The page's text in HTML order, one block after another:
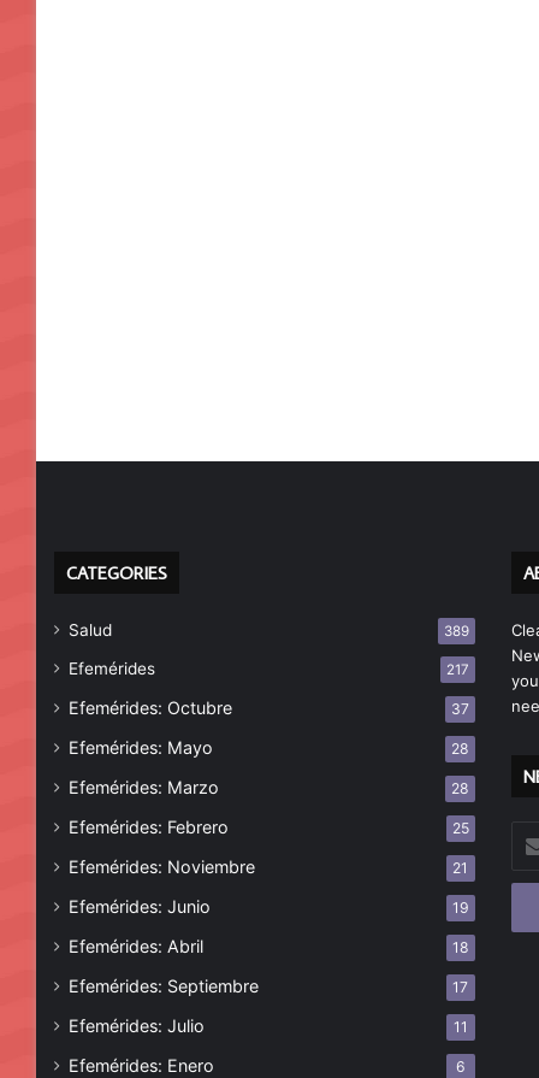
CATEGORIES
Salud 389
Efemérides 217
Efemérides: Octubre 37
Efemérides: Mayo 28
Efemérides: Marzo 28
Efemérides: Febrero 25
Efemérides: Noviembre 21
Efemérides: Junio 19
Efemérides: Abril 18
Efemérides: Septiembre 17
Efemérides: Julio 11
Efemérides: Enero 6
tu